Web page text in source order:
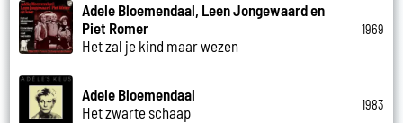
Adele Bloemendaal, Leen Jongewaard en
Piet Romer
Het zal je kind maar wezen
1969
Adele Bloemendaal
Het zwarte schaap
1983